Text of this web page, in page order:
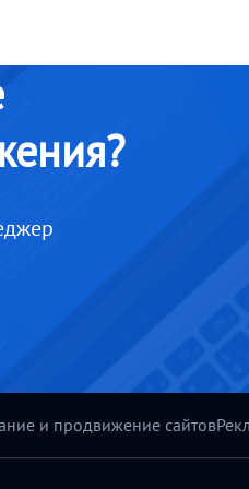
и продвижение сайтов